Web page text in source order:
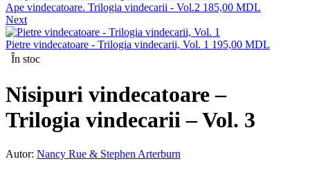
Ape vindecatoare. Trilogia vindecarii - Vol.2 185,00 MDL
Next
Pietre vindecatoare - Trilogia vindecarii, Vol. 1 195,00 MDL
În stoc
Nisipuri vindecatoare –
Trilogia vindecarii – Vol. 3
Autor: Nancy Rue & Stephen Arterburn